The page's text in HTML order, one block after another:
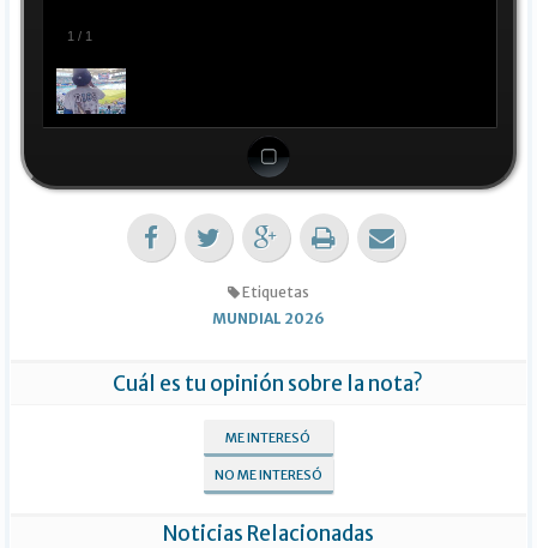
1 / 1
Etiquetas
MUNDIAL 2026
Cuál es tu opinión sobre la nota?
ME INTERESÓ
NO ME INTERESÓ
Noticias Relacionadas